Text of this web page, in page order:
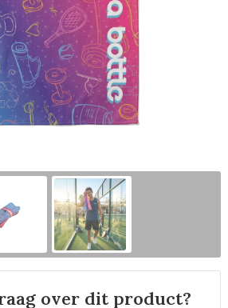
over dit product?